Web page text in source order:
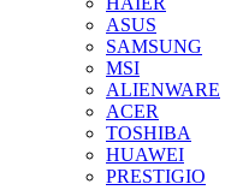
ASUS
SAMSUNG
MSI
ALIENWARE
ACER
TOSHIBA
HUAWEI
PRESTIGIO